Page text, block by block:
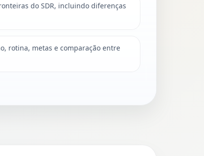
do SDR, incluindo diferenças
rotina, metas e comparação entre